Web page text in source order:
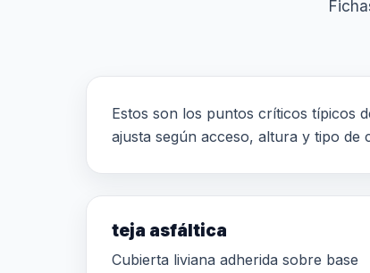
Estos son los puntos críticos típicos
ajusta según acceso, altura y tipo de
teja asfáltica
Cubierta liviana adherida sobre base